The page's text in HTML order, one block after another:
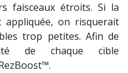
faisceaux étroits. Si la
appliquée, on risquerait
trop petites. Afin de
de chaque cible